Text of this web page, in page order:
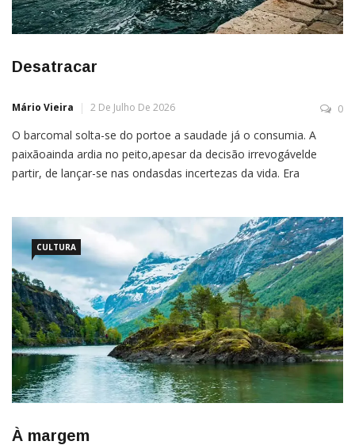
Desatracar
Mário Vieira 2 De Julho De 2026 0
O barcomal solta-se do portoe a saudade já o consumia. A
paixãoainda ardia no peito,apesar da decisão irrevogávelde
partir, de lançar-se nas ondasdas incertezas da vida. Era
a zona de confortoSair do ninho em buscade aventuras […]
CULTURA
À margem